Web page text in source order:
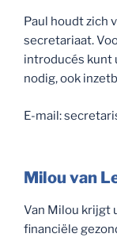
Paul houdt zich
secretariaat.
introducés kunt
nodig, ook
E-mail:
Milou van
Van Milou krijgt
financiële